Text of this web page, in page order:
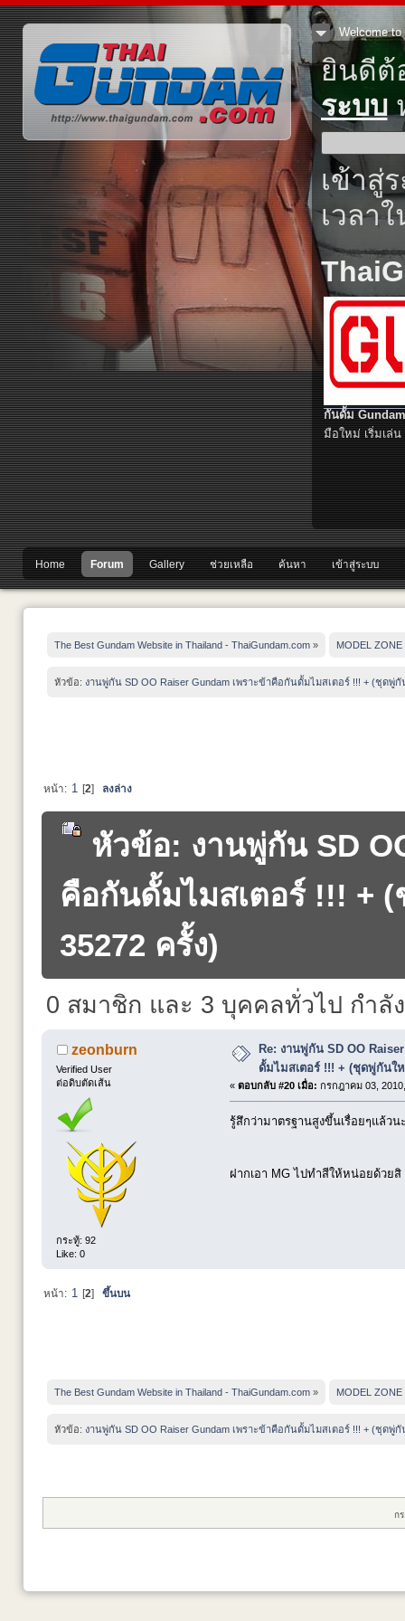
Welcome to
ยินดี
ระบบ
เข้าสู่
เวลา
กันดั้ม
มือใหม่ เริ่มเล่น
Home Forum Gallery ช่วยเหลือ ค้นหา เข้าสู่ระบบ
The Best Gundam Website in Thailand - ThaiGundam.com » MODEL ZONE
หัวข้อ: งานพู่กัน SD OO Raiser Gundam เพราะข้าคือกันดั้มไมสเตอร์ !!! + (ชุดพู่
หน้า: 1 [2] ลงล่าง
หัวข้อ: งานพู่กัน SD
คือกันดั้มไมสเตอร์ !!! +
35272 ครั้ง)
0 สมาชิก และ 3 บุคคลทั่วไป กำลั
zeonburn
Verified User
ต่อดิบตัดเส้น
กระทู้: 92
Like: 0
Re: งานพู่กัน SD OO
ดั้มไมสเตอร์ !!! + (ชุดพู่กันใ
« ตอบกลับ #20 เมื่อ: กรกฎาคม 03,
รู้สึกว่ามาตรฐานสูงขึ้นเรื่อยๆแล้วน
ฝากเอา MG ไปทำสีให้หน่อยด้วย
หน้า: 1 [2] ขึ้นบน
The Best Gundam Website in Thailand - ThaiGundam.com » MODEL ZONE
หัวข้อ: งานพู่กัน SD OO Raiser Gundam เพราะข้าคือกันดั้มไมสเตอร์ !!! + (ชุดพู่
ก